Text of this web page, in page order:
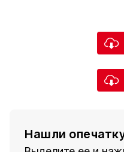
Нашли